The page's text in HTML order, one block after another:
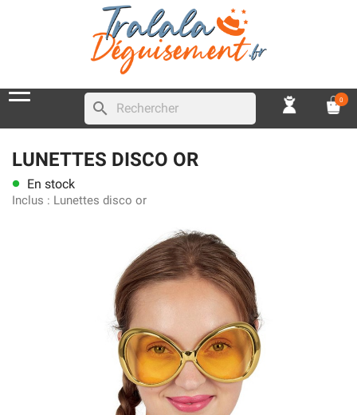
search 0
LUNETTES DISCO OR
lens En stock
Inclus : Lunettes disco or